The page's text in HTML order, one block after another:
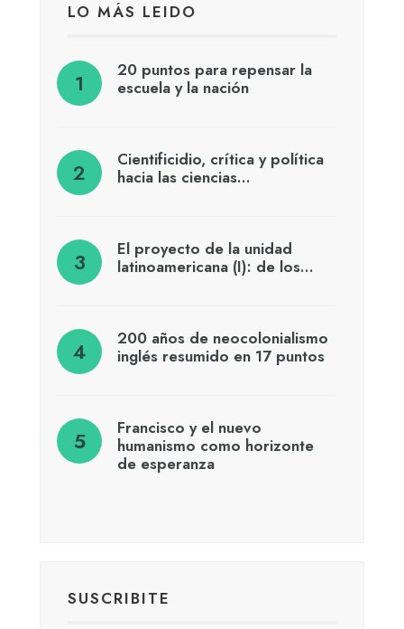
LO MÁS LEIDO
20 puntos para repensar la
escuela y la nación
Cientificidio, crítica y política
hacia las ciencias…
El proyecto de la unidad
latinoamericana (I): de los…
200 años de neocolonialismo
inglés resumido en 17 puntos
Francisco y el nuevo
humanismo como horizonte
de esperanza
SUSCRIBITE